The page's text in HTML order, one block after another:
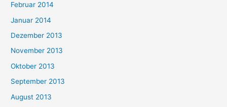
Februar 2014
Januar 2014
Dezember 2013
November 2013
Oktober 2013
September 2013
August 2013